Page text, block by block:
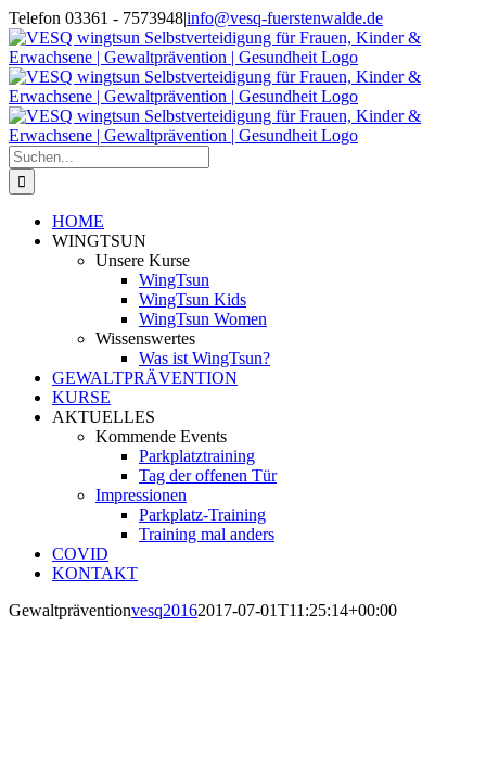
Zum
Inhalt
springen
Telefon 03361 - 7573948|info@vesq-fuerstenwalde.de
Facebook
Suche
nach:
HOME
WINGTSUN
Unsere Kurse
WingTsun
WingTsun Kids
WingTsun Women
Wissenswertes
Was ist WingTsun?
GEWALTPRÄVENTION
KURSE
AKTUELLES
Kommende Events
Parkplatztraining
Tag der offenen Tür
Impressionen
Parkplatz-Training
Training mal anders
COVID
KONTAKT
Gewaltpräventionvesq20162017-07-01T11:25:14+00:00